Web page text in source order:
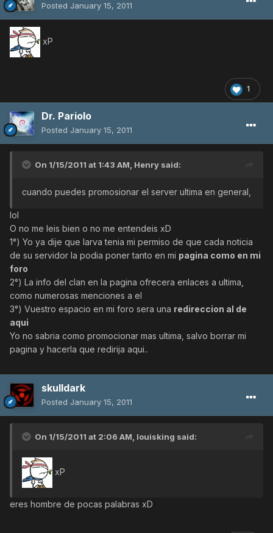
Posted January 15, 2011
xP
1
Dr. Pariolo
Posted January 15, 2011
On 1/15/2011 at 1:43 AM, Henry said:
cuando puedes promosionar el server ultima en general,
lol
O no me leis bien o no me entendeis xD
1°) Yo ya dije que larva tenia mi permiso de que cada noticia
de su servidor la podia poner tanto en mi pagina como en mi
foro
2°) La info del clan en la pagina ofrecera enlaces a ultima,
como numerosas menciones a el
3°) Vuestro espacio en mi foro sera una redireccion al de
aqui
Yo no sabria como promocionar mas ultima, salvo borrar mi
pagina y hacerla que redirija aqui..
skulldark
Posted January 15, 2011
On 1/15/2011 at 2:06 AM, louisking said:
xP
eres hombre de pocas palabras xD